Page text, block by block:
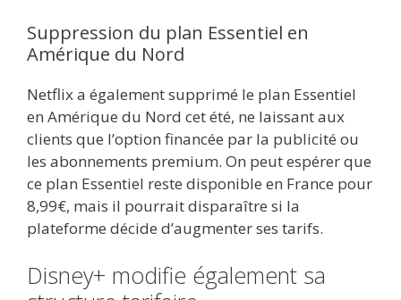
Suppression du plan Essentiel en
Amérique du Nord
Netflix a également supprimé le plan Essentiel
en Amérique du Nord cet été, ne laissant aux
clients que l’option financée par la publicité ou
les abonnements premium. On peut espérer que
ce plan Essentiel reste disponible en France pour
8,99€, mais il pourrait disparaître si la
plateforme décide d’augmenter ses tarifs.
Disney+ modifie également sa